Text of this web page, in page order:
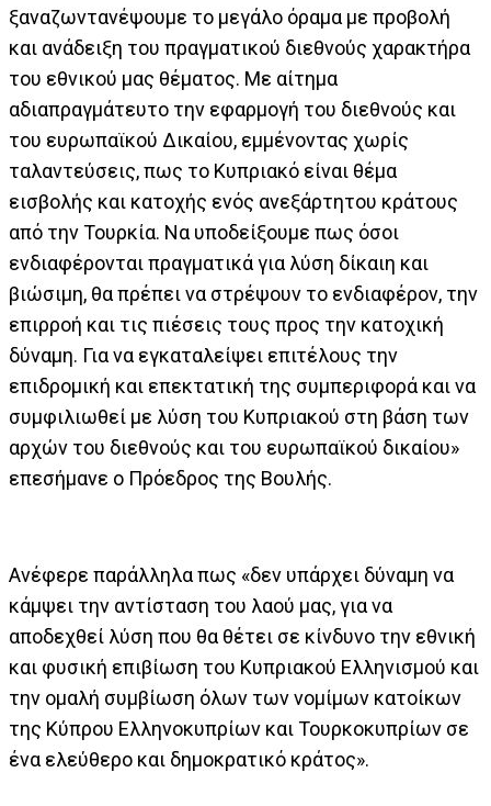
ξαναζωντανέψουμε το μεγάλο όραμα με προβολή
και ανάδειξη του πραγματικού διεθνούς χαρακτήρα
του εθνικού μας θέματος. Με αίτημα
αδιαπραγμάτευτο την εφαρμογή του διεθνούς και
του ευρωπαϊκού Δικαίου, εμμένοντας χωρίς
ταλαντεύσεις, πως το Κυπριακό είναι θέμα
εισβολής και κατοχής ενός ανεξάρτητου κράτους
από την Τουρκία. Να υποδείξουμε πως όσοι
ενδιαφέρονται πραγματικά για λύση δίκαιη και
βιώσιμη, θα πρέπει να στρέψουν το ενδιαφέρον, την
επιρροή και τις πιέσεις τους προς την κατοχική
δύναμη. Για να εγκαταλείψει επιτέλους την
επιδρομική και επεκτατική της συμπεριφορά και να
συμφιλιωθεί με λύση του Κυπριακού στη βάση των
αρχών του διεθνούς και του ευρωπαϊκού δικαίου»
επεσήμανε ο Πρόεδρος της Βουλής.
Ανέφερε παράλληλα πως «δεν υπάρχει δύναμη να
κάμψει την αντίσταση του λαού μας, για να
αποδεχθεί λύση που θα θέτει σε κίνδυνο την εθνική
και φυσική επιβίωση του Κυπριακού Ελληνισμού και
την ομαλή συμβίωση όλων των νομίμων κατοίκων
της Κύπρου Ελληνοκυπρίων και Τουρκοκυπρίων σε
ένα ελεύθερο και δημοκρατικό κράτος».